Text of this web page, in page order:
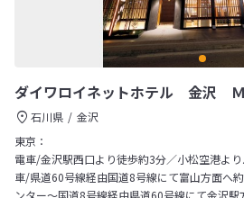
ダイワロイネットホテル 金沢
石川県
金沢
東京：
電車/金沢駅西口より徒歩約3分／小松空港よ
車/県道60号線経由国道8号線にて富山方面へ
ンター～国道8号線経由県道60号線にて金沢駅